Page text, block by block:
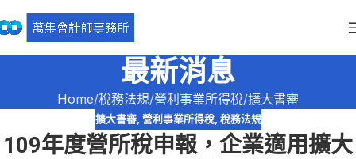
最新消息
Home 稅務法規 營利事業所得稅 擴大書審
擴大書審, 營利事業所得稅, 稅務法規
109年度營所稅申報，企業適用擴大